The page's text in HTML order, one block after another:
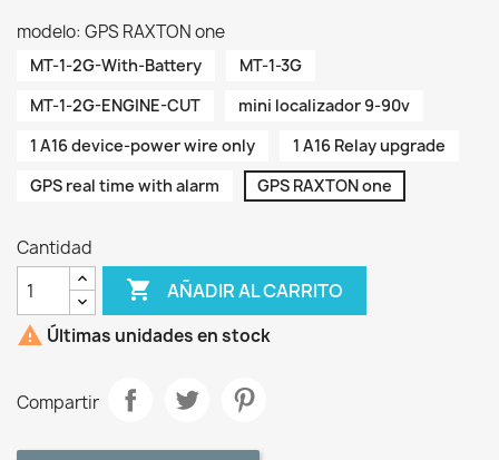
modelo: GPS RAXTON one
MT-1-2G-With-Battery
MT-1-3G
MT-1-2G-ENGINE-CUT
mini localizador 9-90v
1 A16 device-power wire only
1 A16 Relay upgrade
GPS real time with alarm
GPS RAXTON one
Cantidad
 AÑADIR AL CARRITO
 Últimas unidades en stock
Compartir